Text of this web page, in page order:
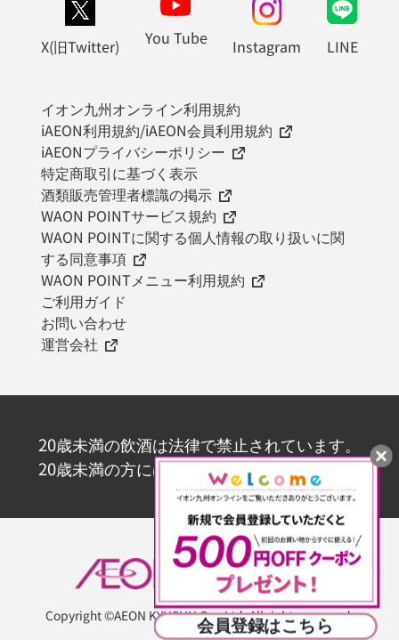
X(旧Twitter) You Tube Instagram LINE
イオン九州オンライン利用規約
iAEON利用規約/iAEON会員利用規約
iAEONプライバシーポリシー
特定商取引に基づく表示
酒類販売管理者標識の掲示
WAON POINTサービス規約
WAON POINTに関する個人情報の取り扱いに関
する同意事項
WAON POINTメニュー利用規約
ご利用ガイド
お問い合わせ
運営会社
20歳未満の飲酒は法律で禁止されています。
20歳未満の方にはお酒を販売いたしません。
Copyright ©AEON KYUSHU Co., Ltd. All rights reserved.